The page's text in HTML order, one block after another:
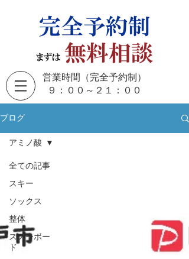
営業時間（完全予約制）
​９：００～２１：００
ブログ
全ての記事
スキー
ソックス
整体
スノーボー
ド
アミノ酸